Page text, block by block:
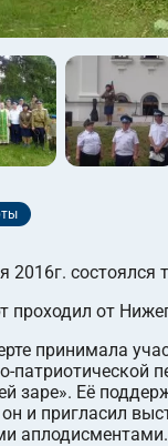
2016г. состоялся
проходил от
принимала
патриотической
заре». Её
он и пригласил
аплодисментами.